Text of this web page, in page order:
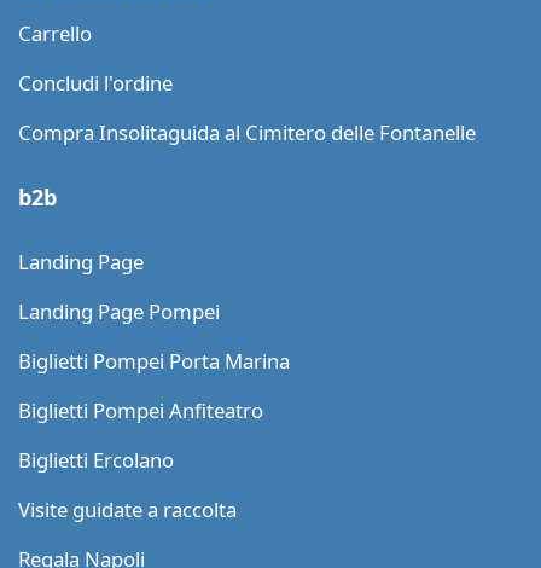
Carrello
Concludi l'ordine
Compra Insolitaguida al Cimitero delle Fontanelle
b2b
Landing Page
Landing Page Pompei
Biglietti Pompei Porta Marina
Biglietti Pompei Anfiteatro
Biglietti Ercolano
Visite guidate a raccolta
Regala Napoli